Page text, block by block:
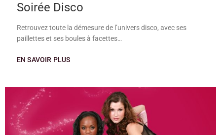
Soirée Disco
Retrouvez toute la démesure de l’univers disco, avec ses
paillettes et ses boules à facettes…
EN SAVOIR PLUS